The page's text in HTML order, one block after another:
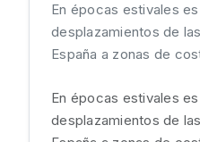
En épocas estivales
desplazamientos de
España a zonas de
En épocas estivales
desplazamientos de